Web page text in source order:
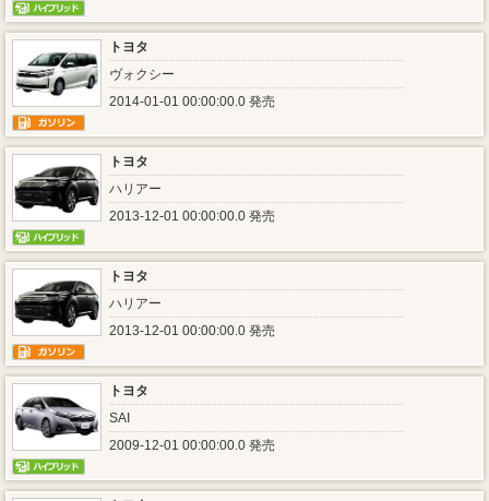
トヨタ
ヴォクシー
2014-01-01 00:00:00.0 発売
トヨタ
ハリアー
2013-12-01 00:00:00.0 発売
トヨタ
ハリアー
2013-12-01 00:00:00.0 発売
トヨタ
SAI
2009-12-01 00:00:00.0 発売